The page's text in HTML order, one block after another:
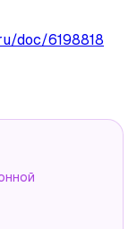
doc/6198818